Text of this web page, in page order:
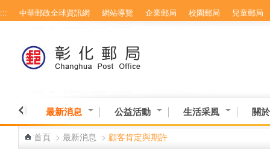
跳到主要內容區塊
::: 中華郵政全球資訊網 網站導覽 企業郵局 校園郵局 兒童郵局
最新消息 公益活動 生活采風 關
首頁 > 最新消息 > 顧客肯定與期許